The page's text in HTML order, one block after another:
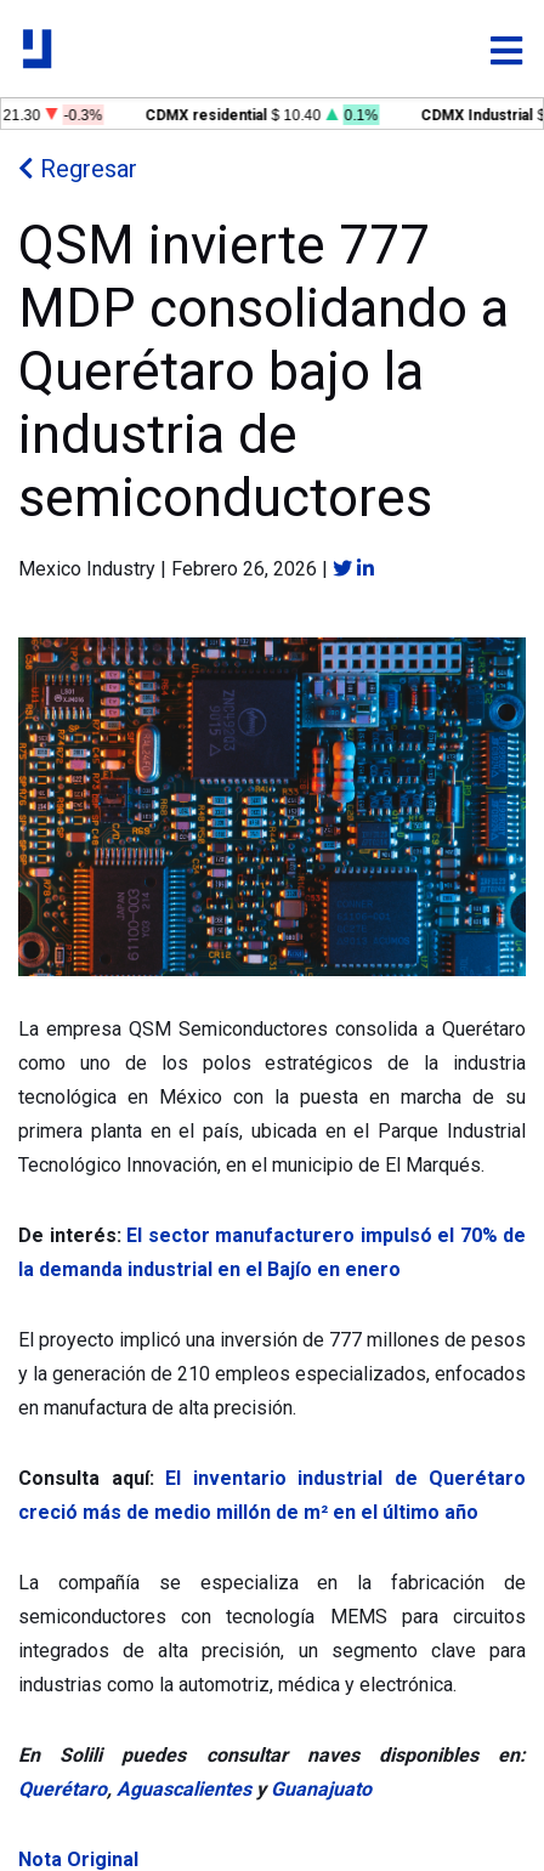
-0.3% CDMX residential $ 10.40 0.1% CDMX Industrial $
Regresar
QSM invierte 777
MDP consolidando a
Querétaro bajo la
industria de
semiconductores
Mexico Industry | Febrero 26, 2026 |
La empresa QSM Semiconductores consolida a Querétaro
como uno de los polos estratégicos de la industria
tecnológica en México con la puesta en marcha de su
primera planta en el país, ubicada en el Parque Industrial
Tecnológico Innovación, en el municipio de El Marqués.
De interés: El sector manufacturero impulsó el 70% de
la demanda industrial en el Bajío en enero
El proyecto implicó una inversión de 777 millones de pesos
y la generación de 210 empleos especializados, enfocados
en manufactura de alta precisión.
Consulta aquí: El inventario industrial de Querétaro
creció más de medio millón de m² en el último año
La compañía se especializa en la fabricación de
semiconductores con tecnología MEMS para circuitos
integrados de alta precisión, un segmento clave para
industrias como la automotriz, médica y electrónica.
En Solili puedes consultar naves disponibles en:
Querétaro, AguascalientesyGuanajuato
Nota Original